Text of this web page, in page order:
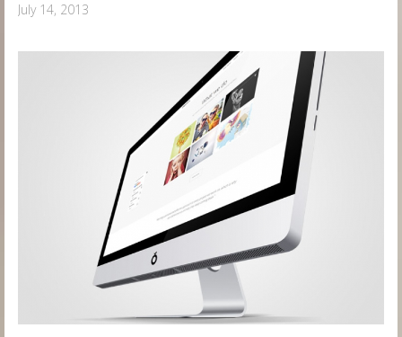
July 14, 2013